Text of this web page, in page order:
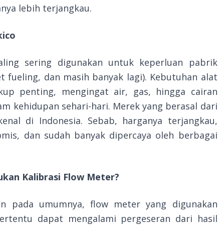
lebih terjangkau.
sering digunakan untuk keperluan pabrik
fueling, dan masih banyak lagi). Kebutuhan alat
penting, mengingat air, gas, hingga cairan
kehidupan sehari-hari. Merek yang berasal dari
di Indonesia. Sebab, harganya terjangkau,
dan sudah banyak dipercaya oleh berbagai
Kalibrasi Flow Meter?
pada umumnya, flow meter yang digunakan
dapat mengalami pergeseran dari hasil